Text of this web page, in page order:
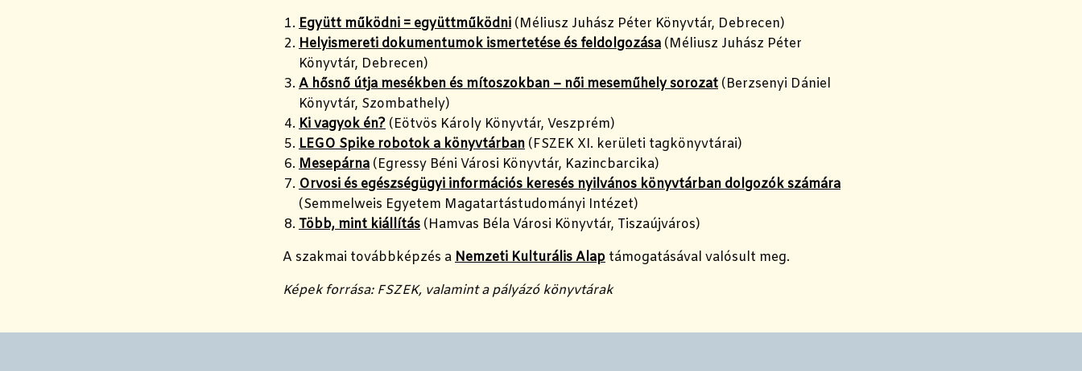
Együtt működni = együttműködni (Méliusz Juhász Péter Könyvtár, Debrecen)
Helyismereti dokumentumok ismertetése és feldolgozása (Méliusz Juhász Péter
Könyvtár, Debrecen)
A hősnő útja mesékben és mítoszokban – női meseműhely sorozat (Berzsenyi Dániel
Könyvtár, Szombathely)
Ki vagyok én? (Eötvös Károly Könyvtár, Veszprém)
LEGO Spike robotok a könyvtárban (FSZEK XI. kerületi tagkönyvtárai)
Mesepárna (Egressy Béni Városi Könyvtár, Kazincbarcika)
Orvosi és egészségügyi információs keresés nyilvános könyvtárban dolgozók számára
(Semmelweis Egyetem Magatartástudományi Intézet)
Több, mint kiállítás (Hamvas Béla Városi Könyvtár, Tiszaújváros)
A szakmai továbbképzés a Nemzeti Kulturális Alap támogatásával valósult meg.
Képek forrása: FSZEK, valamint a pályázó könyvtárak